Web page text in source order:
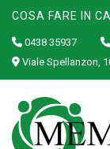
COSA FARE IN
0438 35937
Viale Spellanzon,